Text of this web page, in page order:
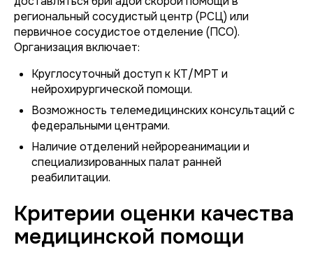
региональный сосудистый центр (РСЦ) или
первичное сосудистое отделение (ПСО).
Организация включает:
Круглосуточный доступ к КТ/МРТ и
нейрохирургической помощи.
Возможность телемедицинских консультаций с
федеральными центрами.
Наличие отделений нейрореанимации и
специализированных палат ранней
реабилитации.
Критерии оценки качества
медицинской помощи